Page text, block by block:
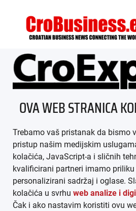
ÜBER
AGB
OVA WEB STRANICA
Trebamo vaš pristanak da bismo
pristup našim medijskim
kolačića, JavaScript-a i sličnih
kvalificirani partneri imamo
personalizirani sadržaj i oglase.
kolačića u svrhu web analize i
Čak i ako nastavim koristiti ovu